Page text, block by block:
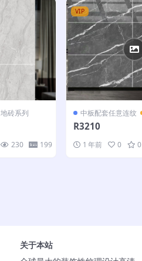
地砖系列
230 199
VIP
中板配套任意连纹
R3210
1 年前 0 0
关于本站